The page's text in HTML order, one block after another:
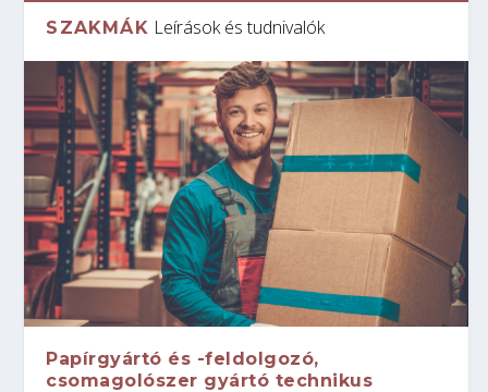
SZAKMÁK Leírások és tudnivalók
Papírgyártó és -feldolgozó,
csomagolószer gyártó technikus